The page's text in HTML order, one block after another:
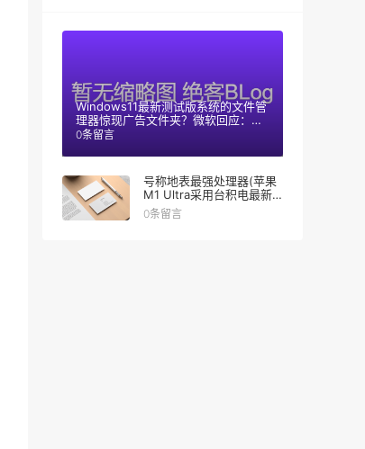
Windows11最新测试版系统的文件管
理器惊现广告文件夹？微软回应：只
是测试阶段
0条留言
号称地表最强处理器(苹果
M1 Ultra采用台积电最新
技术)
0条留言